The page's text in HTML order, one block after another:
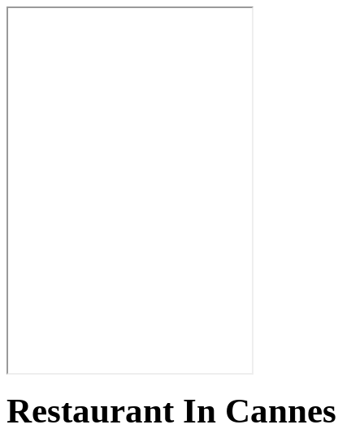
Restaurant In Cannes